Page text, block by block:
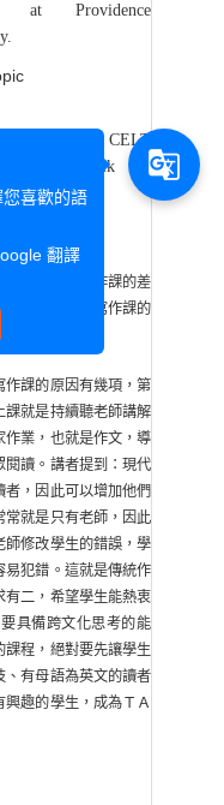
at Providence
Director of CELT
to the talk
及翻轉教學寫作課的差
大學翻轉教學寫作課的
課的原因有幾項，第
課就是持續聽老師講解
作業，也就是作文，導
閱讀。講者提到：現代
，因此可以增加他們
常就是只有老師，因此
師修改學生的錯誤，學
易犯錯。這就是傳統作
有二，希望學生能熱衷
具備跨文化思考的能
課程，絕對要先讓學生
、有母語為英文的讀者
趣的學生，成為ＴＡ
喜歡的語
翻譯
g_translate